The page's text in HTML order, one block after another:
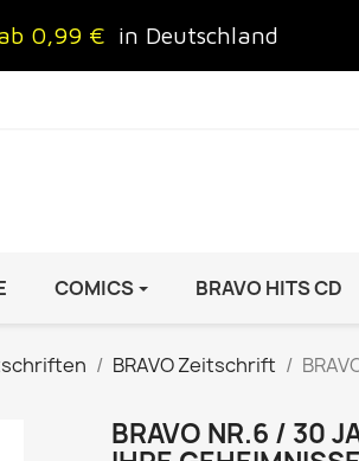
0,99 € in Deutschland
AUTO & MOTOR
auto motor sport Archiv
COMICS BRAVO HITS CD
BRAVO Zeitschrift
BRAVO NR.6 / 30